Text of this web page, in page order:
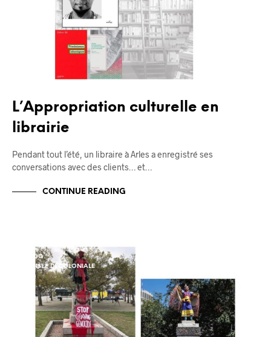
L’Appropriation culturelle en
librairie
Pendant tout l’été, un libraire à Arles a enregistré ses
conversations avec des clients… et…
CONTINUE READING
BLOG
PENSÉE DÉCOLONIALE